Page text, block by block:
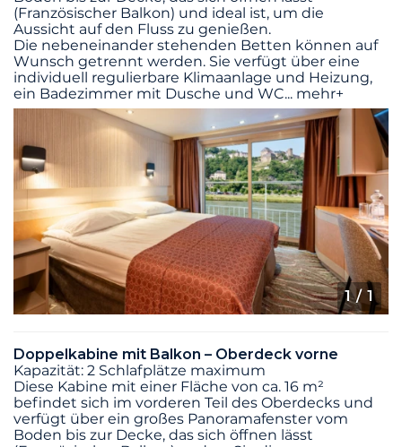
(Französischer Balkon) und ideal ist, um die
Aussicht auf den Fluss zu genießen.
Die nebeneinander stehenden Betten können auf
Wunsch getrennt werden. Sie verfügt über eine
individuell regulierbare Klimaanlage und Heizung,
ein Badezimmer mit Dusche und WC... mehr+
1/ 1
Doppelkabine mit Balkon – Oberdeck vorne
Kapazität: 2 Schlafplätze maximum
Diese Kabine mit einer Fläche von ca. 16 m²
befindet sich im vorderen Teil des Oberdecks und
verfügt über ein großes Panoramafenster vom
Boden bis zur Decke, das sich öffnen lässt